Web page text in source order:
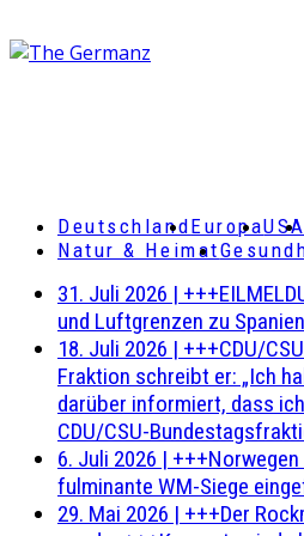
DeutschlandEuropa
Natur & Heimat
31. Juli 2026 |
und Luftgrenzen zu
18. Juli 2026 | +++CDU/
Fraktion schreibt er: „Ich
darüber informiert, dass
CDU/CSU-
6. Juli 2026 |
fulminante WM-Siege
29. Mai 2026 | +++Der